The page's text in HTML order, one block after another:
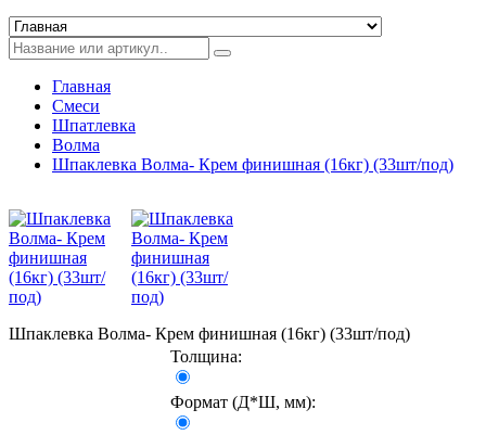
Главная
Смеси
Шпатлевка
Волма
Шпаклевка Волма- Крем финишная (16кг) (33шт/под)
Шпаклевка Волма- Крем финишная (16кг) (33шт/под)
Толщина:
Формат (Д*Ш, мм):